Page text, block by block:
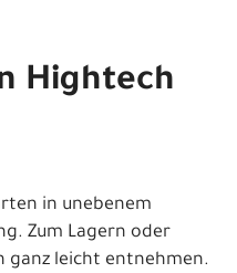
Hightech
in unebenem
Zum Lagern oder
ganz leicht entnehmen.